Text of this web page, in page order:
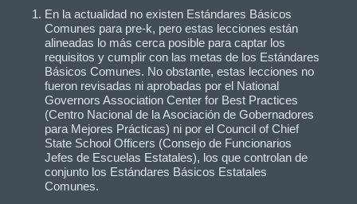
En la actualidad no existen Estándares Básicos
Comunes para pre-k, pero estas lecciones están
alineadas lo más cerca posible para captar los
requisitos y cumplir con las metas de los Estándares
Básicos Comunes. No obstante, estas lecciones no
fueron revisadas ni aprobadas por el National
Governors Association Center for Best Practices
(Centro Nacional de la Asociación de Gobernadores
para Mejores Prácticas) ni por el Council of Chief
State School Officers (Consejo de Funcionarios
Jefes de Escuelas Estatales), los que controlan de
conjunto los Estándares Básicos Estatales
Comunes.